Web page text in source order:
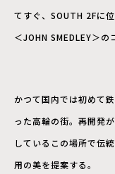
てすぐ、SOUTH 2Fに
＜JOHN SMEDLEY＞の
かつて国内では初めて
った高輪の街。再開発
しているこの場所で伝
用の美を提案する。